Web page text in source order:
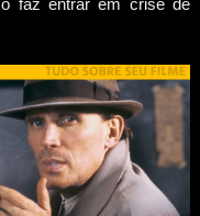
faz entrar em crise de